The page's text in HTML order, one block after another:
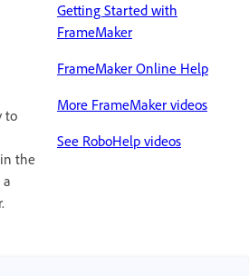
to
the
Getting Started with
FrameMaker
FrameMaker Online Help
More FrameMaker videos
See RoboHelp videos